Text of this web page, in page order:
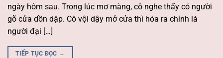
ngày hôm sau. Trong lúc mơ màng, cô nghe thấy có người
gõ cửa dồn dập. Cô vội dậy mở cửa thì hóa ra chính là
người đại […]
TIẾP TỤC ĐỌC →